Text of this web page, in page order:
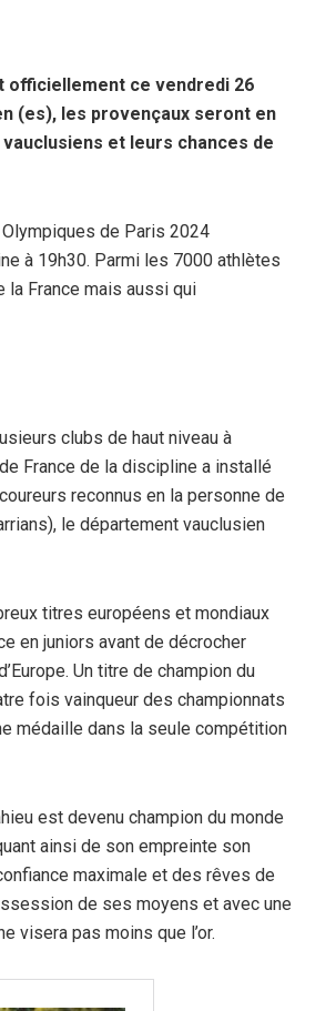
officiellement ce vendredi 26
(es), les provençaux seront en
et leurs chances de
de Paris 2024
à 19h30. Parmi les 7000 athlètes
France mais aussi qui
clubs de haut niveau à
France de la discipline a installé
reconnus en la personne de
le département vauclusien
titres européens et mondiaux
en juniors avant de décrocher
Un titre de champion du
fois vainqueur des championnats
médaille dans la seule compétition
est devenu champion du monde
ainsi de son empreinte son
maximale et des rêves de
de ses moyens et avec une
visera pas moins que l’or.